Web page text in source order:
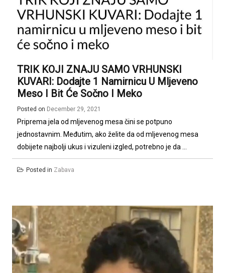
TRIK KOJI ZNAJU SAMO VRHUNSKI
KUVARI: Dodajte 1 Namirnicu U Mljeveno
Meso I Bit Će Sočno I Meko
Posted on December 29, 2021
Priprema jela od mljevenog mesa čini se potpuno
jednostavnim. Međutim, ako želite da od mljevenog mesa
dobijete najbolji ukus i vizuleni izgled, potrebno je da ...
Posted in Zabava